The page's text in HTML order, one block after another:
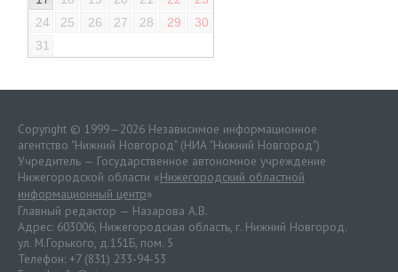
24
25 26 27 28 29
30
31
Copyright © 1999—2026 Независимое информационное
агентство "Нижний Новгород" (НИА "Нижний Новгород")
Учредитель — Государственное автономное учреждение
Нижегородской области «Нижегородский областной
информационный центр»
Главный редактор — Назарова А.В.
Адрес: 603006, Нижегородская область, г. Нижний Новгород.
ул. М.Горького, д.151Б, пом. 5
Телефон: +7 (831) 233-94-53